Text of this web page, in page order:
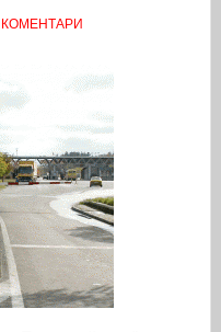
КОМЕНТАРИ